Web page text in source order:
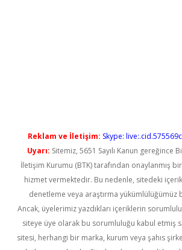
Reklam ve İletişim: Skype:
Uyarı: Sitemiz, 5651 Sayılı Kanun gereğince
İletişim Kurumu (BTK) tarafından onaylanmış
hizmet vermektedir. Bu nedenle, sitedeki
denetleme veya araştırma yükümlülüğümüz
Ancak, üyelerimiz yazdıkları içeriklerin
siteye üye olarak bu sorumluluğu kabul etmiş
sitesi, herhangi bir marka, kurum veya şahıs